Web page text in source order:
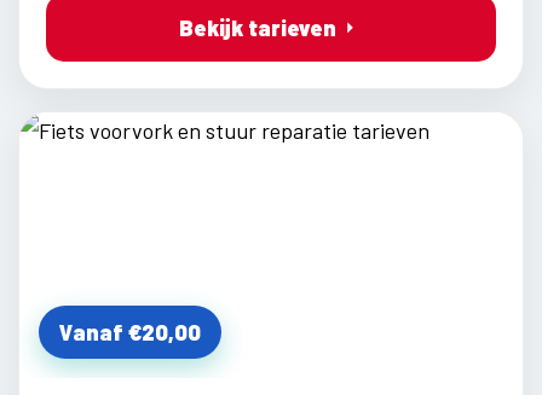
Bekijk tarieven
Vanaf €20,00